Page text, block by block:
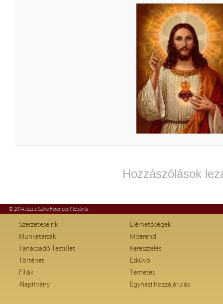
Hozzászólások
© 2014 Jézus Szíve Ferences Plébánia
Szerzeteseink
Munkatársak
Tanácsadó Testület
Történet
Fíliák
Alapítvány
Elérhetőségek
Miserend
Keresztelés
Esküvő
Temetés
Egyházi hozzájárulás